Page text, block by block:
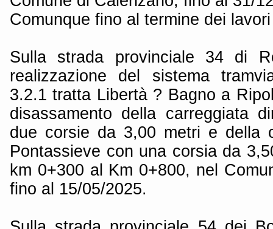
Comunque fino al termine dei lavori
Sulla strada provinciale 34 di
realizzazione del sistema
3.2.1 tratta Libertà ? Bagno a
disassamento della carreggiata
due corsie da 3,00 metri e della
Pontassieve con una corsia da
km 0+300 al Km 0+800, nel
fino al 15/05/2025.